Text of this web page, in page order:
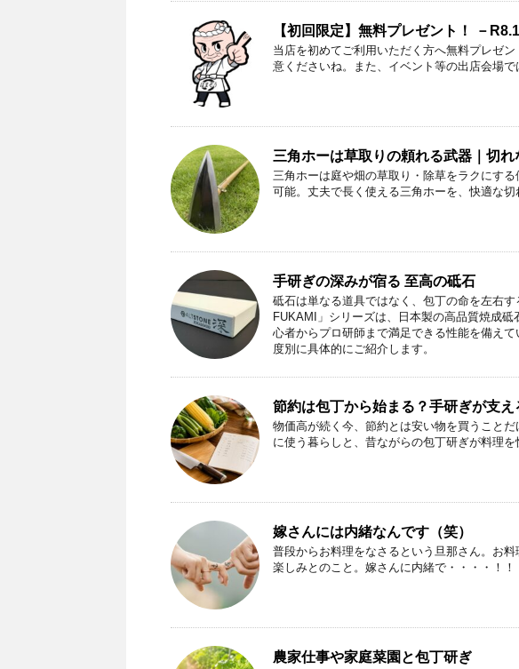
【初回限定】無料プレゼント！ －
当店を初めてご利用いただく方へ無料プレゼ
意くださいね。また、イベント等の出店会場で
三角ホーは草取りの頼れる武器｜切
三角ホーは庭や畑の草取り・除草をラクにす
可能。丈夫で長く使える三角ホーを、快適な切
手研ぎの深みが宿る 至高の砥石
砥石は単なる道具ではなく、包丁の命を左右
FUKAMI」シリーズは、日本製の高品質焼成
心者からプロ研師まで満足できる性能を備え
度別に具体的にご紹介します。
節約は包丁から始まる？手研ぎが支え
物価高が続く今、節約とは安い物を買うこと
に使う暮らしと、昔ながらの包丁研ぎが料理を
嫁さんには内緒なんです（笑）
普段からお料理をなさるという旦那さん。お
楽しみとのこと。嫁さんに内緒で・・・・！！
農家仕事や家庭菜園と包丁研ぎ